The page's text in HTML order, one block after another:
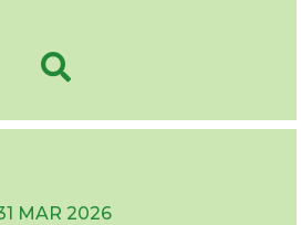
MAR 2026